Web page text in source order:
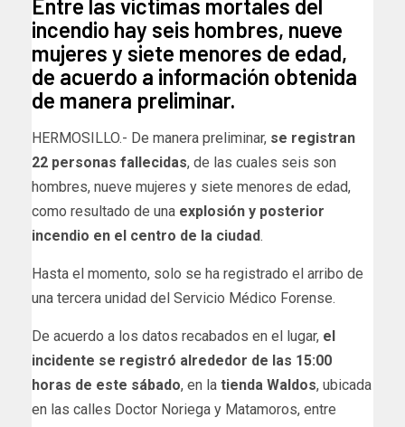
Entre las víctimas mortales del
incendio hay seis hombres, nueve
mujeres y siete menores de edad,
de acuerdo a información obtenida
de manera preliminar.
HERMOSILLO.- De manera preliminar, se registran
22 personas fallecidas, de las cuales seis son
hombres, nueve mujeres y siete menores de edad,
como resultado de una explosión y posterior
incendio en el centro de la ciudad.
Hasta el momento, solo se ha registrado el arribo de
una tercera unidad del Servicio Médico Forense.
De acuerdo a los datos recabados en el lugar, el
incidente se registró alrededor de las 15:00
horas de este sábado, en la tienda Waldos, ubicada
en las calles Doctor Noriega y Matamoros, entre